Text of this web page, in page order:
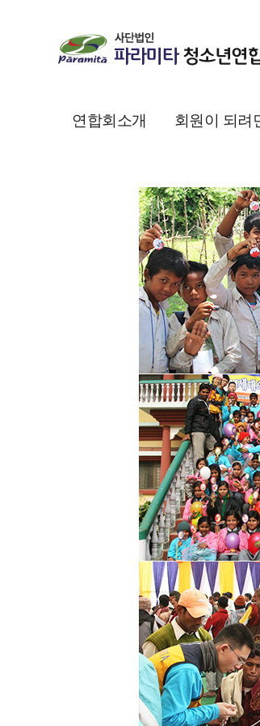
연합회소개 회원이 되려
불청결한 생활환경에서 오는 질병을